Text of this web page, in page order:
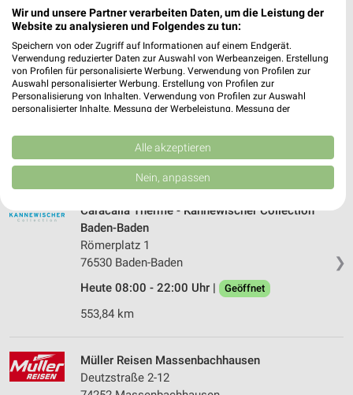
519,30 km
Friedrichsbad - Kannewischer Collection Baden-
Baden
Römerplatz 1
76530 Baden-Baden
Heute 09:00 - 22:00 Uhr | Geöffnet
553,84 km
❯
Caracalla Therme - Kannewischer Collection
Baden-Baden
Römerplatz 1
76530 Baden-Baden
Heute 08:00 - 22:00 Uhr |
Geöffnet
553,84 km
Müller Reisen Massenbachhausen
Deutzstraße 2-12
Wir und unsere Partner verarbeiten Daten, um die Leistung der
Website zu analysieren und Folgendes zu tun:
Speichern von oder Zugriff auf Informationen auf einem Endgerät.
Verwendung reduzierter Daten zur Auswahl von Werbeanzeigen. Erstellung
von Profilen für personalisierte Werbung. Verwendung von Profilen zur
Auswahl personalisierter Werbung. Erstellung von Profilen zur
Personalisierung von Inhalten. Verwendung von Profilen zur Auswahl
personalisierter Inhalte. Messung der Werbeleistung. Messung der
Kombinationen von Daten aus verschiedenen Quellen. Entwicklung und
Verbesserung der Angebote. Verwendung reduzierter Daten zur Auswahl
von Inhalten.
Daten können außerhalb der Europäischen Union weitergegeben und in die
Website/App.
Partnerliste anzeigen (1 IAB-Anbieter)
Wir nutzen Ihre Daten für folgende Zwecke:
Speichern von oder Zugriff auf Informationen
auf einem Endgerät
Werbeanzeigen
Erstellung von Profilen für personalisierte
Alle akzeptieren
Nein, anpassen